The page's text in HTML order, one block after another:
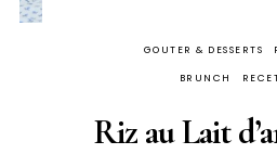
GOUTER & DESSERTS
BRUNCH
Riz au Lait